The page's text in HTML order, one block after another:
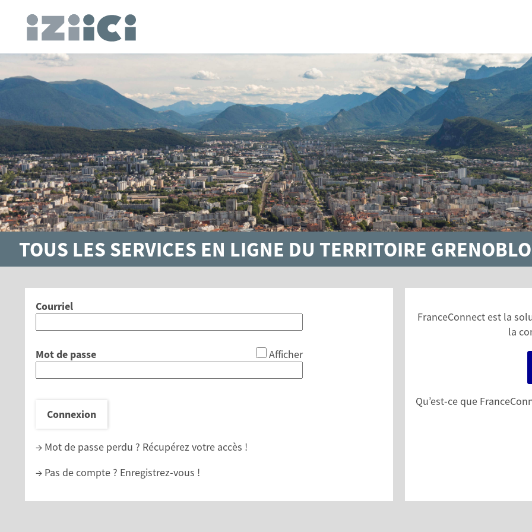
TOUS LES SERVICES EN LIGNE DU TERRITOIRE
Courriel
Mot de passe Afficher
Connexion
→ Mot de passe perdu ? Récupérez votre accès !
→ Pas de compte ? Enregistrez-vous !
FranceConnect est la
la
Qu’est-ce que